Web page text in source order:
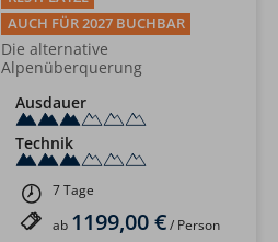
AUCH FÜR 2027 BUCHBAR
Die alternative
Alpenüberquerung
Ausdauer
Technik
7 Tage
ab 1199,00 €/ Person